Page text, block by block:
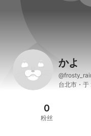
かよ
台北市・于
0
粉丝